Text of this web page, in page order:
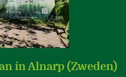
in Alnarp (Zweden)